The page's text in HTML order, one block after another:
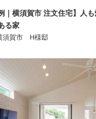
｜横須賀市 注文住宅】人
る家
須賀市 H様邸